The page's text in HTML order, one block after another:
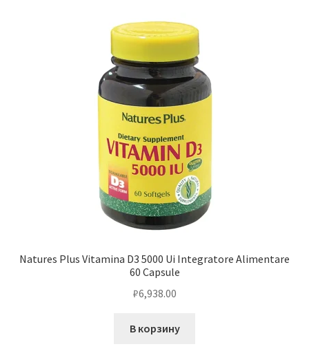
Natures Plus Vitamina D3 5000 Ui Integratore Alimentare
60 Capsule
₽6,938.00
В корзину